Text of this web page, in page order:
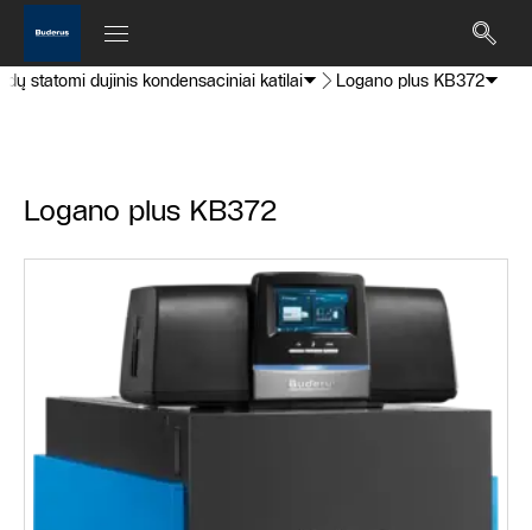
statomi dujinis kondensaciniai katilai Logano plus KB372
Logano plus KB372